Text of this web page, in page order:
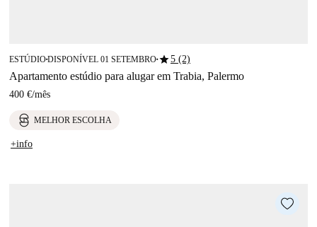
ESTÚDIO■DISPONÍVEL 01 SETEMBRO■star5 (2)
Apartamento estúdio para alugar em Trabia, Palermo
400 €/mês
MELHOR ESCOLHA
+info